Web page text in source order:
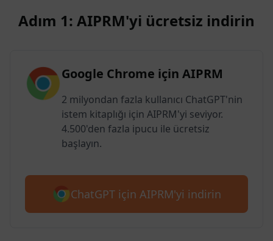
Adım 1: AIPRM'yi ücretsiz indirin
Google Chrome için AIPRM
2 milyondan fazla kullanıcı ChatGPT'nin
istem kitaplığı için AIPRM'yi seviyor.
4.500'den fazla ipucu ile ücretsiz
başlayın.
ChatGPT için AIPRM'yi indirin